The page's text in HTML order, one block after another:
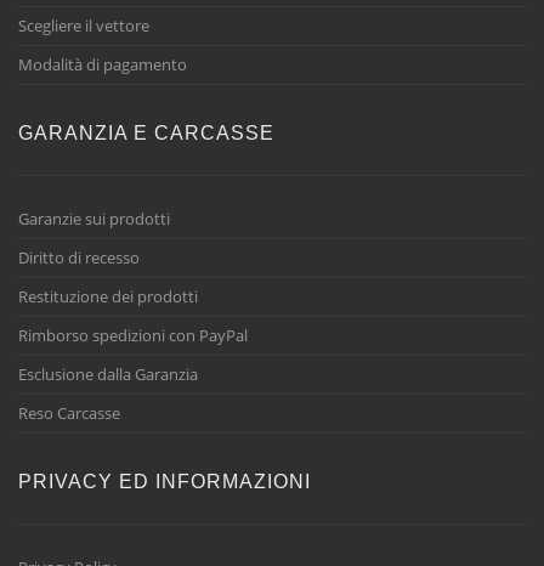
Scegliere il vettore
Modalità di pagamento
GARANZIA E CARCASSE
Garanzie sui prodotti
Diritto di recesso
Restituzione dei prodotti
Rimborso spedizioni con PayPal
Esclusione dalla Garanzia
Reso Carcasse
PRIVACY ED INFORMAZIONI